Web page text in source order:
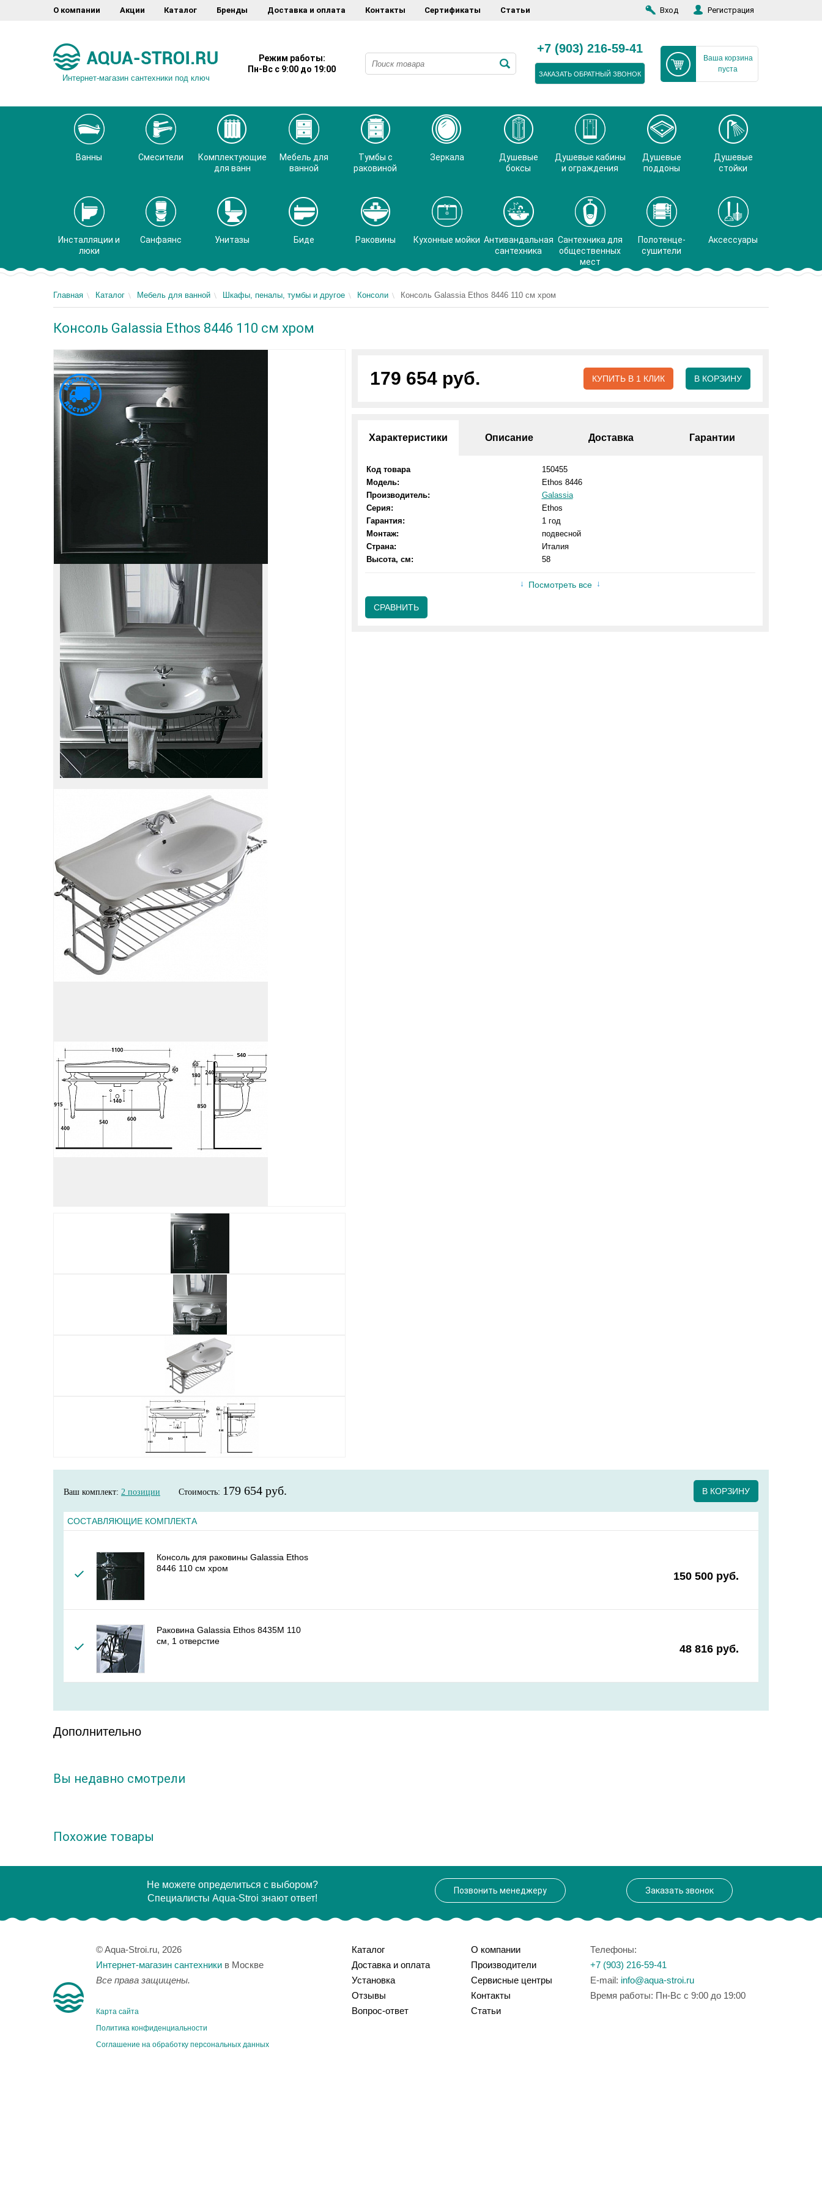
О компании Акции Каталог Бренды Доставка и оплата Контакты Сертификаты Статьи Вход Регистрация
Интернет-магазин сантехники под ключ
Режим работы:
Пн-Вс с 9:00 до 19:00
+7 (903) 216-59-41
ЗАКАЗАТЬ ОБРАТНЫЙ ЗВОНОК
Ваша корзина
пуста
Ванны Смесители
Комплектующие
для ванн
Мебель для
ванной
Тумбы с
раковиной
Зеркала
Душевые
боксы
Душевые кабины
и ограждения
Душевые
поддоны
Душевые
стойки
Инсталляции и
люки
Санфаянс Унитазы Биде Раковины Кухонные мойки Антивандальная
сантехника
Сантехника для
общественных
мест
Полотенце-
сушители
Аксессуары
Главная Каталог Мебель для ванной Шкафы, пеналы, тумбы и другое Консоли Консоль Galassia Ethos 8446 110 см хром
Консоль Galassia Ethos 8446 110 см хром
179 654 руб. КУПИТЬ В 1 КЛИК В КОРЗИНУ
Характеристики Описание Доставка Гарантии
Код товара
150455
Модель:
Ethos 8446
Производитель:
Galassia
Серия:
Ethos
Гарантия:
1 год
Монтаж:
подвесной
Страна:
Италия
Высота, см:
58
Посмотреть все
СРАВНИТЬ
Ваш комплект: 2 позиции Стоимость: 179 654 руб. В КОРЗИНУ
СОСТАВЛЯЮЩИЕ КОМПЛЕКТА
Консоль для раковины Galassia Ethos
8446 110 см хром
150 500 руб.
Раковина Galassia Ethos 8435М 110
см, 1 отверстие
48 816 руб.
Дополнительно
Вы недавно смотрели
Похожие товары
Не можете определиться с выбором?
Специалисты Aqua-Stroi знают ответ!
Позвонить менеджеру Заказать звонок
© Aqua-Stroi.ru, 2026
Интернет-магазин сантехники в Москве
Все права защищены.
Карта сайта
Политика конфиденциальности
Соглашение на обработку персональных данных
Каталог
Доставка и оплата
Установка
Отзывы
Вопрос-ответ
О компании
Производители
Сервисные центры
Контакты
Статьи
Телефоны:
+7 (903) 216-59-41
E-mail: info@aqua-stroi.ru
Время работы: Пн-Вс с 9:00 до 19:00